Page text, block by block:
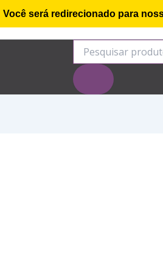
de compra Minha conta
produtos
Você será redirecionado para